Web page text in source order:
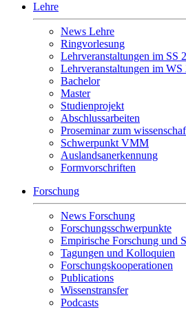
Lehre
News Lehre
Ringvorlesung
Lehrveranstaltungen im SS
Lehrveranstaltungen im WS
Bachelor
Master
Studienprojekt
Abschlussarbeiten
Proseminar zum
Schwerpunkt VMM
Auslandsanerkennung
Formvorschriften
Forschung
News Forschung
Forschungsschwerpunkte
Empirische Forschung und
Tagungen und Kolloquien
Forschungskooperationen
Publications
Wissenstransfer
Podcasts